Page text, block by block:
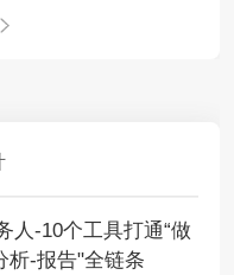
人-10个工具打通“做
析-报告"全链条